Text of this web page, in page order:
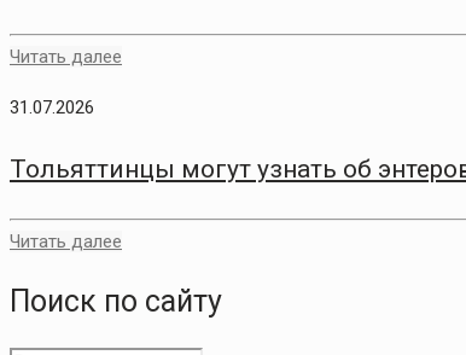
Читать далее
31.07.2026
Тольяттинцы могут узнать об
Читать далее
Поиск по сайту